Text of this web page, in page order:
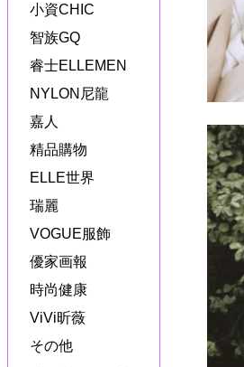
小資CHIC
智族GQ
睿士ELLEMEN
NYLON尼龍
嘉人
精品購物
ELLE世界
瑞麗
VOGUE服飾
優家画報
時尚健康
ViVi昕薇
その他